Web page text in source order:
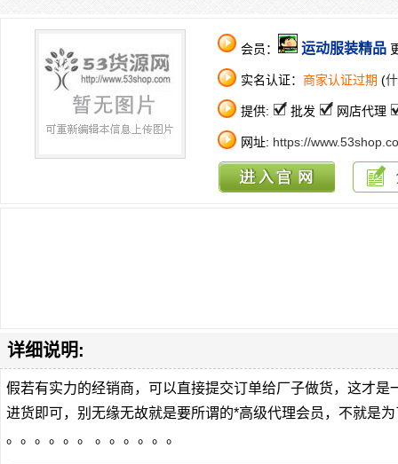
会员： 运动服装精品
实名认证： 商家认证过期 (
提供: 批发 网店代理
网址: https://
详细说明:
假若有实力的经销商，可以直接提交订单给厂子做货，这才
进货即可，别无缘无故就是要所谓的*高级代理会员，不就是
。。。。。。 。。。。。。